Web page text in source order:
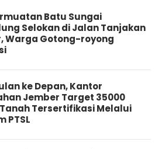
Batu Sungai
Selokan di Jalan Tanjakan
Warga Gotong-royong
ke Depan, Kantor
Jember Target 35000
Tersertifikasi Melalui
PTSL